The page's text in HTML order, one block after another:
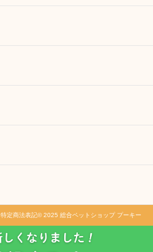
特定商法表記© 2025 総合ペットショップ プーキー